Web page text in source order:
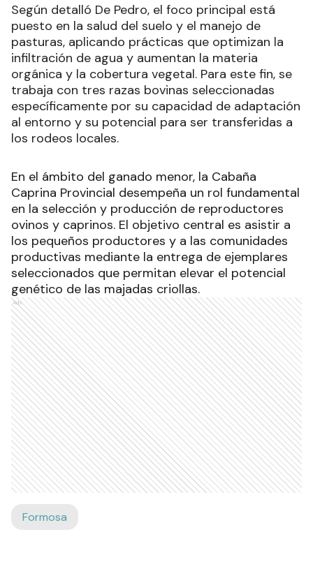
Según detalló De Pedro, el foco principal está
puesto en la salud del suelo y el manejo de
pasturas, aplicando prácticas que optimizan la
infiltración de agua y aumentan la materia
orgánica y la cobertura vegetal. Para este fin, se
trabaja con tres razas bovinas seleccionadas
específicamente por su capacidad de adaptación
al entorno y su potencial para ser transferidas a
los rodeos locales.
En el ámbito del ganado menor, la Cabaña
Caprina Provincial desempeña un rol fundamental
en la selección y producción de reproductores
ovinos y caprinos. El objetivo central es asistir a
los pequeños productores y a las comunidades
productivas mediante la entrega de ejemplares
seleccionados que permitan elevar el potencial
genético de las majadas criollas.
Ads
Formosa